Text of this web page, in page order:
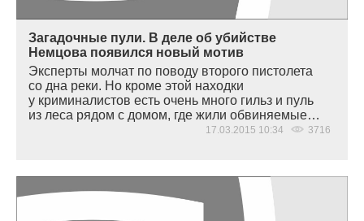
Загадочные пули. В деле об убийстве
Немцова появился новый мотив
Эксперты молчат по поводу второго пистолета
со дна реки. Но кроме этой находки
у криминалистов есть очень много гильз и пуль
из леса рядом с домом, где жили обвиняемые…
17.03.2015 10:34 3716